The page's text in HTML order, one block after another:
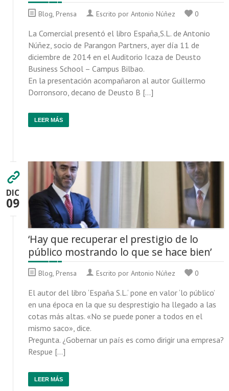
Blog, Prensa Escrito por Antonio Núñez 0
La Comercial presentó el libro España,S.L. de Antonio
Núñez, socio de Parangon Partners, ayer día 11 de
diciembre de 2014 en el Auditorio Icaza de Deusto
Business School – Campus Bilbao.
En la presentación acompañaron al autor Guillermo
Dorronsoro, decano de Deusto B […]
LEER MÁS
DIC
09
‘Hay que recuperar el prestigio de lo
público mostrando lo que se hace bien’
Blog, Prensa Escrito por Antonio Núñez 0
El autor del libro ‘España S.L.‘ pone en valor ‘lo público’
en una época en la que su desprestigio ha llegado a las
cotas más altas. «No se puede poner a todos en el
mismo saco», dice.
Pregunta. ¿Gobernar un país es como dirigir una empresa?
Respue […]
LEER MÁS